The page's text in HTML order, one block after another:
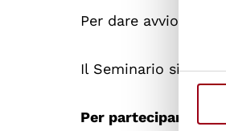
Per dare avvio al
Il Seminario si
Per partecipare ed